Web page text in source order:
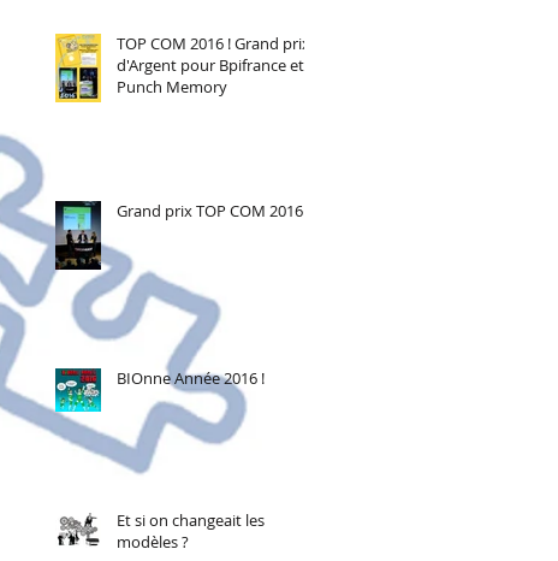
TOP COM 2016 ! Grand prix
d'Argent pour Bpifrance et
Punch Memory
Grand prix TOP COM 2016
BIOnne Année 2016 !
Et si on changeait les
modèles ?